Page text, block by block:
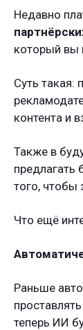
Недавно
который вы
Суть такая:
контента и
Также в
предлагать
того, чтобы
Что ещё
Раньше
теперь ИИ